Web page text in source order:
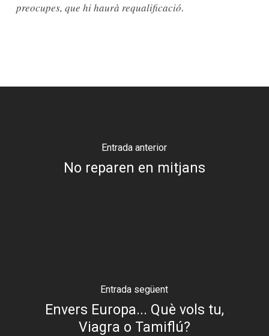
preocupes, que hi haurà requalificació.
Entrada anterior
No reparen en mitjans
Entrada següent
Envers Europa... Què vols tu,
Viagra o Tamiflú?